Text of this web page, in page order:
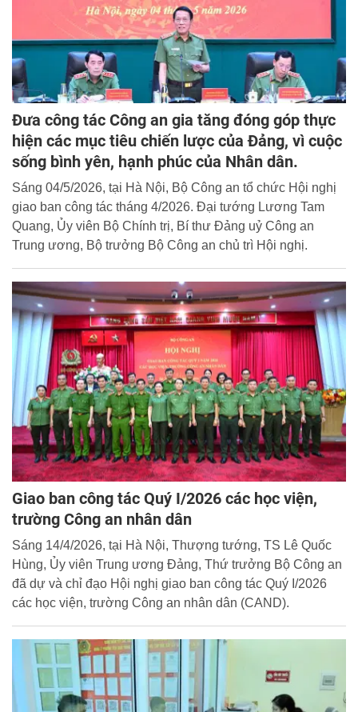
Đưa công tác Công an gia tăng đóng góp thực
hiện các mục tiêu chiến lược của Đảng, vì cuộc
sống bình yên, hạnh phúc của Nhân dân.
Sáng 04/5/2026, tại Hà Nội, Bộ Công an tổ chức Hội nghị
giao ban công tác tháng 4/2026. Đại tướng Lương Tam
Quang, Ủy viên Bộ Chính trị, Bí thư Đảng uỷ Công an
Trung ương, Bộ trưởng Bộ Công an chủ trì Hội nghị.
Giao ban công tác Quý I/2026 các học viện,
trường Công an nhân dân
Sáng 14/4/2026, tại Hà Nội, Thượng tướng, TS Lê Quốc
Hùng, Ủy viên Trung ương Đảng, Thứ trưởng Bộ Công an
đã dự và chỉ đạo Hội nghị giao ban công tác Quý I/2026
các học viện, trường Công an nhân dân (CAND).